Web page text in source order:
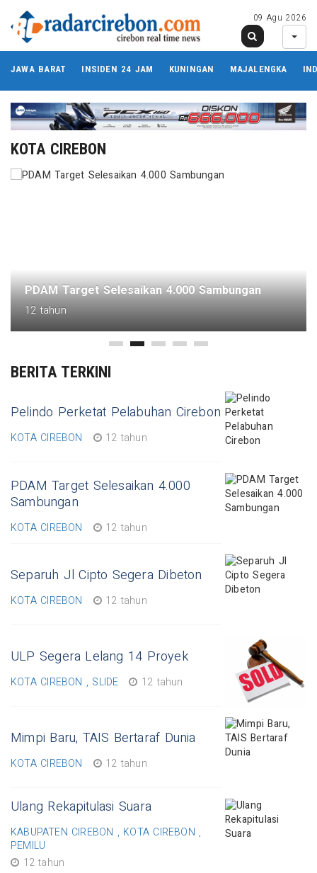
09 Agu 2026
JAWA BARAT INSIDEN 24 JAM KUNINGAN MAJALENGKA
KOTA CIREBON
PDAM Target Selesaikan 4.000 Sambungan
12 tahun
BERITA TERKINI
Pelindo Perketat Pelabuhan Cirebon
KOTA CIREBON 12 tahun
PDAM Target Selesaikan 4.000
Sambungan
KOTA CIREBON 12 tahun
Separuh Jl Cipto Segera Dibeton
KOTA CIREBON 12 tahun
ULP Segera Lelang 14 Proyek
KOTA CIREBON , SLIDE 12 tahun
Mimpi Baru, TAIS Bertaraf Dunia
KOTA CIREBON 12 tahun
Ulang Rekapitulasi Suara
KABUPATEN CIREBON , KOTA CIREBON ,
PEMILU
12 tahun